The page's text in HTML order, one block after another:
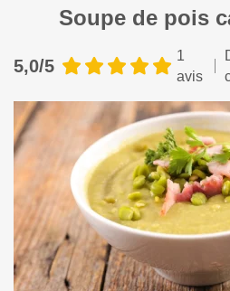
Soupe de pois
5,0/5
1
avis